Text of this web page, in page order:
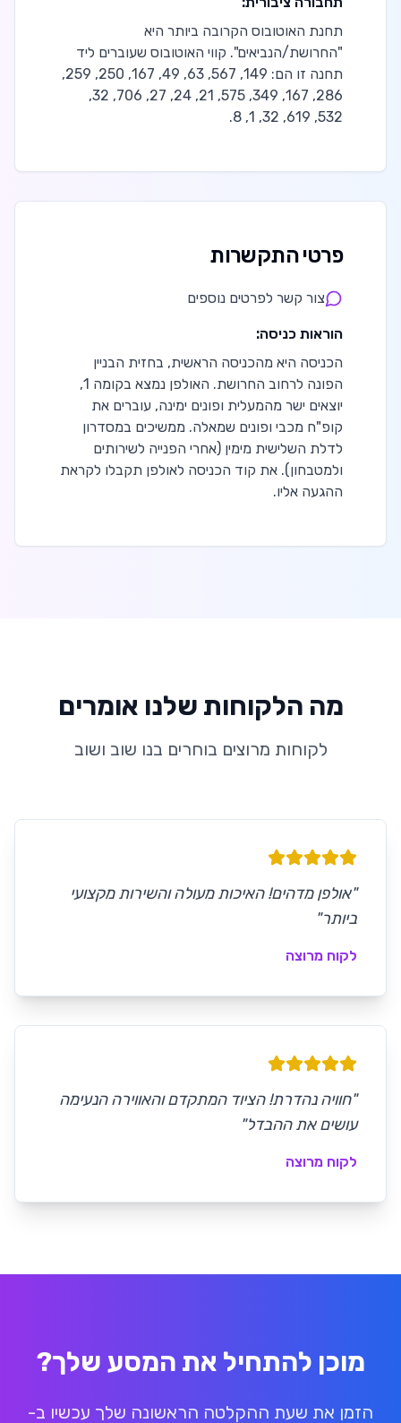
תחנת האוטובוס הקרובה ביותר היא
"החרושת/הנביאים". קווי האוטובוס שעוברים ליד
תחנה זו הם: 149, 567, 63, 49, 167, 250, 259,
286, 167, 349, 575, 21, 24, 27, 706, 32,
532, 619, 32, 1, 8.
פרטי התקשרות
צור קשר לפרטים נוספים
הוראות כניסה:
הכניסה היא מהכניסה הראשית, בחזית הבניין
הפונה לרחוב החרושת. האולפן נמצא בקומה 1,
יוצאים ישר מהמעלית ופונים ימינה, עוברים את
קופ"ח מכבי ופונים שמאלה. ממשיכים במסדרון
לדלת השלישית מימין (אחרי הפנייה לשירותים
ולמטבחון). את קוד הכניסה לאולפן תקבלו לקראת
ההגעה אליו.
מה הלקוחות שלנו אומרים
לקוחות מרוצים בוחרים בנו שוב ושוב
"אולפן מדהים! האיכות מעולה והשירות מקצועי
ביותר"
לקוח מרוצה
"חוויה נהדרת! הציוד המתקדם והאווירה הנעימה
עושים את ההבדל"
לקוח מרוצה
מוכן להתחיל את המסע שלך?
הזמן את שעת ההקלטה הראשונה שלך עכשיו ב-